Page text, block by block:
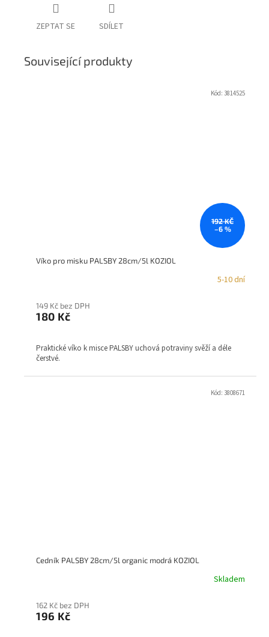
ZEPTAT SE SDÍLET
Související produkty
192 KČ
–6 %
Víko pro misku PALSBY 28cm/5l KOZIOL
5-10 dní
149 Kč bez DPH
180 Kč
Praktické víko k misce PALSBY uchová potraviny svěží a déle
čerstvé.
Kód: 3814525
Cedník PALSBY 28cm/5l organic modrá KOZIOL
Skladem
162 Kč bez DPH
196 Kč
Kód: 3808671